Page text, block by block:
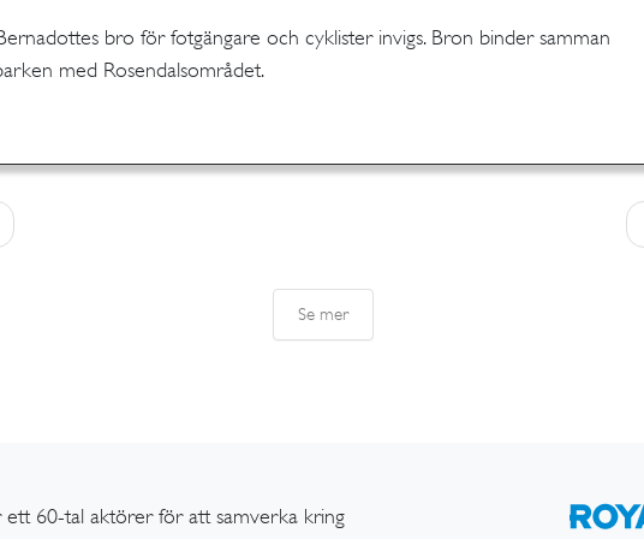
bro för fotgängare och cyklister invigs. Bron binder samman
med Rosendalsområdet.
Se mer
ett 60-tal aktörer för att samverka kring